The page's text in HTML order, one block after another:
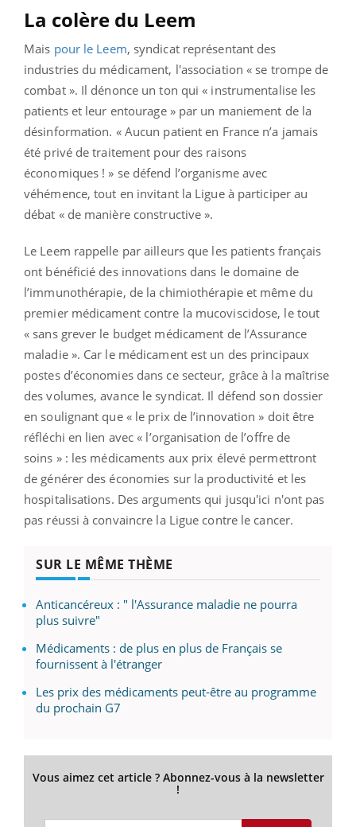
La colère du Leem
Mais pour le Leem, syndicat représentant des
industries du médicament, l'association « se trompe de
combat ». Il dénonce un ton qui « instrumentalise les
patients et leur entourage » par un maniement de la
désinformation. « Aucun patient en France n’a jamais
été privé de traitement pour des raisons
économiques ! » se défend l’organisme avec
véhémence, tout en invitant la Ligue à participer au
débat « de manière constructive ».
Le Leem rappelle par ailleurs que les patients français
ont bénéficié des innovations dans le domaine de
l’immunothérapie, de la chimiothérapie et même du
premier médicament contre la mucoviscidose, le tout
« sans grever le budget médicament de l’Assurance
maladie ». Car le médicament est un des principaux
postes d’économies dans ce secteur, grâce à la maîtrise
des volumes, avance le syndicat. Il défend son dossier
en soulignant que « le prix de l’innovation » doit être
réfléchi en lien avec « l’organisation de l’offre de
soins » : les médicaments aux prix élevé permettront
de générer des économies sur la productivité et les
hospitalisations. Des arguments qui jusqu'ici n'ont pas
pas réussi à convaincre la Ligue contre le cancer.
SUR LE MÊME THÈME
Anticancéreux : " l'Assurance maladie ne pourra
plus suivre"
Médicaments : de plus en plus de Français se
fournissent à l'étranger
Les prix des médicaments peut-être au programme
du prochain G7
Vous aimez cet article ? Abonnez-vous à la newsletter
!